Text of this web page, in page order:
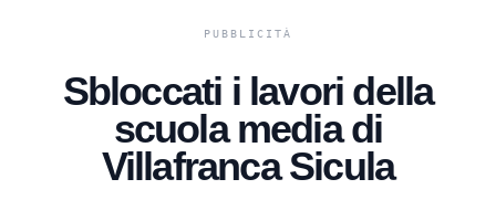
Sbloccati i lavori della
scuola media di
Villafranca Sicula